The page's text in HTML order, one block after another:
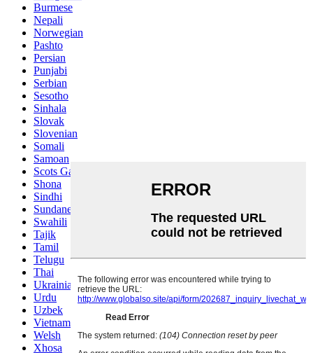
Burmese
Nepali
Norwegian
Pashto
Persian
Punjabi
Serbian
Sesotho
Sinhala
Slovak
Slovenian
Somali
Samoan
Scots Gaelic
Shona
Sindhi
Sundanese
Swahili
Tajik
Tamil
Telugu
Thai
Ukrainian
Urdu
Uzbek
Vietnamese
Welsh
Xhosa